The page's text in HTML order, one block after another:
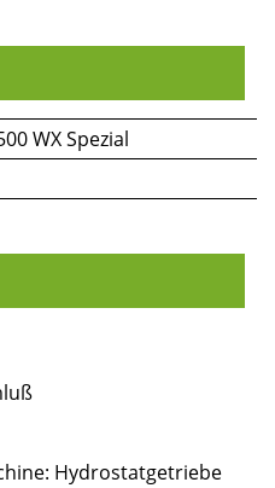
WX Spezial
Hydrostatgetriebe